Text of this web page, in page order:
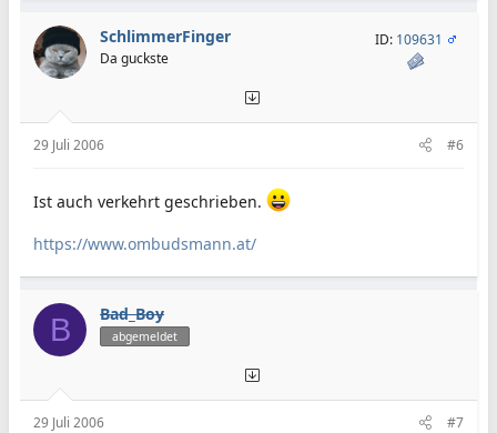
SchlimmerFinger
Da guckste
ID: 109631
29 Juli 2006 #6
Ist auch verkehrt geschrieben.
https://www.ombudsmann.at/
B Bad_Boy
abgemeldet
29 Juli 2006 #7